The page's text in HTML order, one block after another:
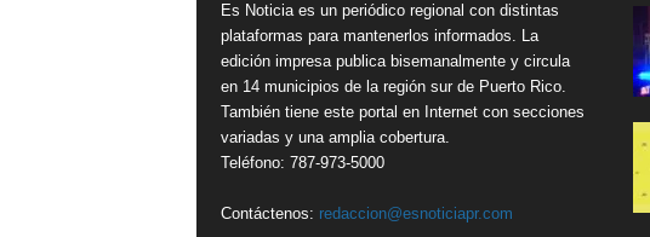
Es Noticia es un periódico regional con distintas
plataformas para mantenerlos informados. La
edición impresa publica bisemanalmente y circula
en 14 municipios de la región sur de Puerto Rico.
También tiene este portal en Internet con secciones
variadas y una amplia cobertura.
Teléfono: 787-973-5000
Contáctenos: redaccion@esnoticiapr.com